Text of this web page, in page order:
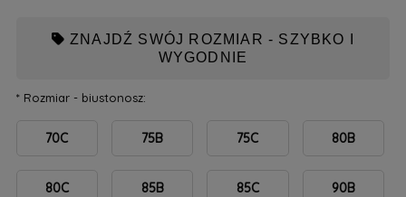
ZNAJDŹ SWÓJ ROZMIAR - SZYBKO I
WYGODNIE
*Rozmiar - biustonosz:
70C 75B 75C 80B
80C 85B 85C 90B